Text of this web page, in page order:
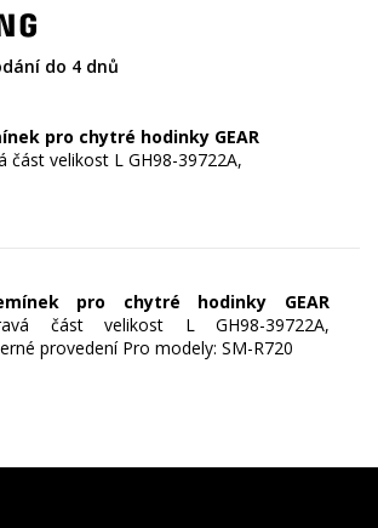
do 4 dnů
pro chytré hodinky GEAR
část velikost L GH98-39722A,
pro chytré hodinky GEAR
část velikost L GH98-39722A,
provedení Pro modely: SM-R720